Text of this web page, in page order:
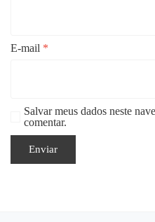
E-mail *
Salvar meus dados neste
comentar.